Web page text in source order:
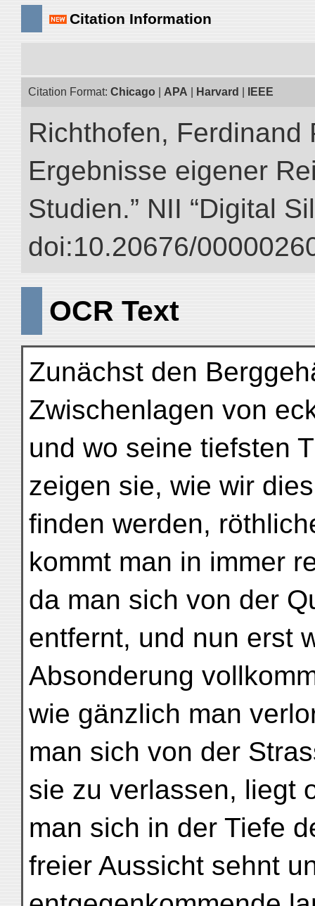
Citation Information
Citation Format: Chicago APA Harvard IEEE
Richthofen, Ferdinand
Ergebnisse eigener
Studien.” NII “Digital
doi:10.20676/
OCR Text
Zunächst den
Zwischenlagen von
und wo seine tiefsten
zeigen sie, wie wir
finden werden,
kommt man in immer
da man sich von der
entfernt, und nun erst
Absonderung
wie gänzlich man
man sich von der
sie zu verlassen, liegt
man sich in der Tiefe
freier Aussicht sehnt